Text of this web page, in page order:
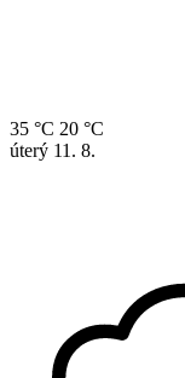
35 °C 20 °C
úterý 11. 8.